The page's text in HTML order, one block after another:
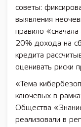
советы:
выявления
правило
20% дохода на
кредита
оценивать риски
«Тема
ключевых в
Общества
реализовали в